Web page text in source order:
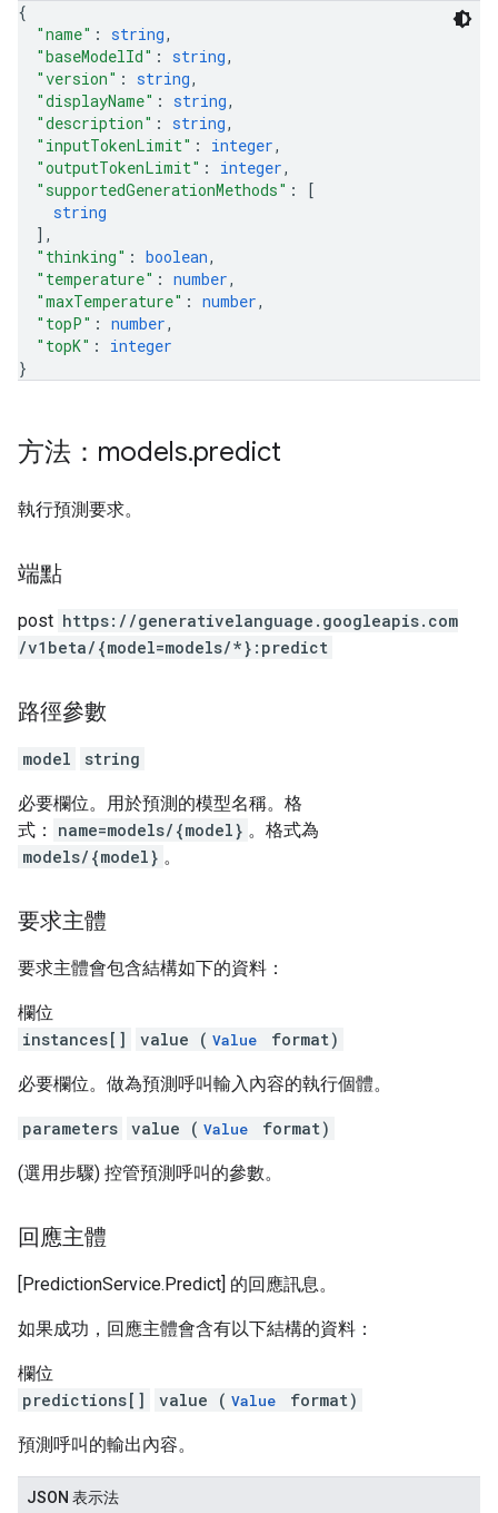
{
"name" : string,
"baseModelId" : string,
"version" : string,
"displayName" : string,
"description" : string,
"inputTokenLimit" : integer,
"outputTokenLimit" : integer,
"supportedGenerationMethods" :
[
string
] ,
"thinking" : boolean,
"temperature" : number,
"maxTemperature" : number,
"topP" : number,
"topK" : integer
}
方法：models.predict
執行預測要求。
端點
post https: / /generativelanguage.googleapis.com
/v1beta/{model=models/*}:predict
路徑參數
model string
必要欄位。用於預測的模型名稱。格
式：
name=models/{model} 。格式為
models/{model} 。
要求主體
要求主體會包含結構如下的資料：
欄位
instances[]
value ( Value format)
必要欄位。做為預測呼叫輸入內容的執行個體。
parameters value ( Value format)
(選用步驟) 控管預測呼叫的參數。
回應主體
[PredictionService.Predict] 的回應訊息。
如果成功，回應主體會含有以下結構的資料：
欄位
predictions[]
value ( Value format)
預測呼叫的輸出內容。
JSON 表示法